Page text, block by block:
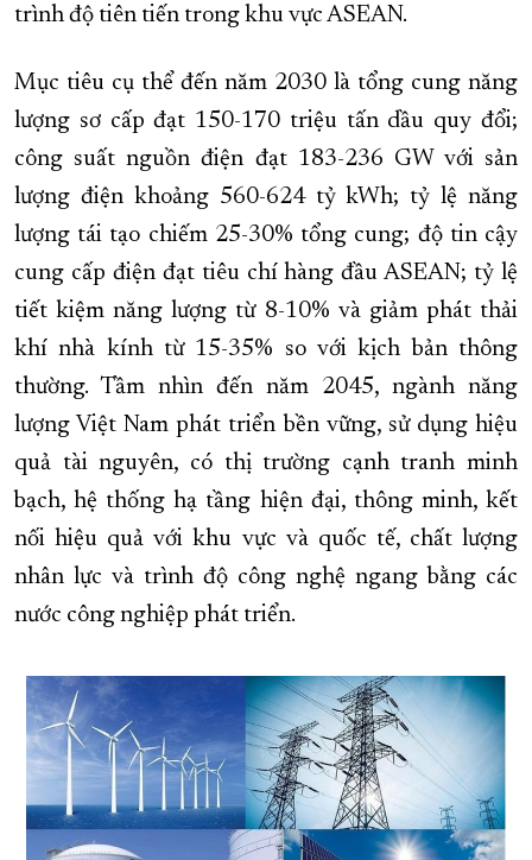
trình độ tiên tiến trong khu vực ASEAN.
Mục tiêu cụ thể đến năm 2030 là tổng cung năng
lượng sơ cấp đạt 150-170 triệu tấn dầu quy đổi;
công suất nguồn điện đạt 183-236 GW với sản
lượng điện khoảng 560-624 tỷ kWh; tỷ lệ năng
lượng tái tạo chiếm 25-30% tổng cung; độ tin cậy
cung cấp điện đạt tiêu chí hàng đầu ASEAN; tỷ lệ
tiết kiệm năng lượng từ 8-10% và giảm phát thải
khí nhà kính từ 15-35% so với kịch bản thông
thường. Tầm nhìn đến năm 2045, ngành năng
lượng Việt Nam phát triển bền vững, sử dụng hiệu
quả tài nguyên, có thị trường cạnh tranh minh
bạch, hệ thống hạ tầng hiện đại, thông minh, kết
nối hiệu quả với khu vực và quốc tế, chất lượng
nhân lực và trình độ công nghệ ngang bằng các
nước công nghiệp phát triển.